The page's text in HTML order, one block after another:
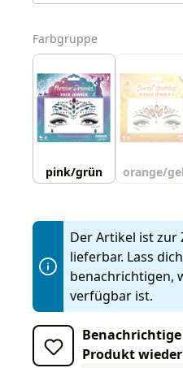
Farbgruppe
pink/grün orange/
Der Artikel ist zur
lieferbar. Lass
benachrichtigen,
verfügbar ist.
Produkt